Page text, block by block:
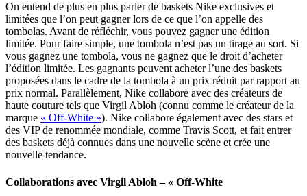
On entend de plus en plus parler de baskets Nike exclusives et
limitées que l’on peut gagner lors de ce que l’on appelle des
tombolas. Avant de réfléchir, vous pouvez gagner une édition
limitée. Pour faire simple, une tombola n’est pas un tirage au sort. Si
vous gagnez une tombola, vous ne gagnez que le droit d’acheter
l’édition limitée. Les gagnants peuvent acheter l’une des baskets
proposées dans le cadre de la tombola à un prix réduit par rapport au
prix normal. Parallèlement, Nike collabore avec des créateurs de
haute couture tels que Virgil Abloh (connu comme le créateur de la
marque « Off-White »). Nike collabore également avec des stars et
des VIP de renommée mondiale, comme Travis Scott, et fait entrer
des baskets déjà connues dans une nouvelle scène et crée une
nouvelle tendance.
Collaborations avec Virgil Abloh – « Off-White